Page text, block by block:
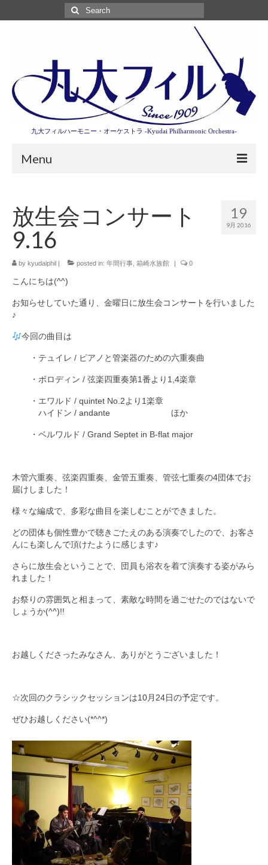
Search
for:
九大フィルハーモニー・オーケストラ -Kyudai Philharmonic Orchestra-
Menu
演奏会情報
卒業記念演奏会2027
九大フィルとは
九大フィルの歴史
演奏会の歴史
出張演奏
団員専用ページ
19
9月 2016
放生会コンサート
9.16
by kyudaiphil posted in: 年間行事 箱崎水族館 0
こんにちは(^^)
お知らせしていた通り、金曜日に放生会コンサートを行いました
♪
今回の曲目は
・テュイレ / ピアノと管楽器のための六重奏曲
・ボロディン / 弦楽四重奏第1番より1,4楽章
・エワルド / quintet No.2より1楽章
ハイドン / andante ほか
・ベルワルド / Grand Septet in B-flat major
木管六重奏、弦楽四重奏、金管五重奏、管弦七重奏の4団体でお
届けしました！
様々な編成で、多彩な曲目を楽しむことができました。
どの団体も個性豊かで聴きごたえのある演奏でしたので、お客さ
んにも楽しんで頂けたように感じます♪
さらに放生会ということで、団員も浴衣を着て演奏する姿がみら
れました！
お祭りの雰囲気と相まって、素敵な時間を過ごせたのではないで
しょうか(^^)!!
お越しくださったみなさん、ありがとうございました！
☆次回のクラシックセッションは10月24日の予定です。
ぜひお越しください(*^^*)